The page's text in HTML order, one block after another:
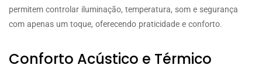
permitem controlar iluminação, temperatura, som e segurança
com apenas um toque, oferecendo praticidade e conforto.
Conforto Acústico e Térmico